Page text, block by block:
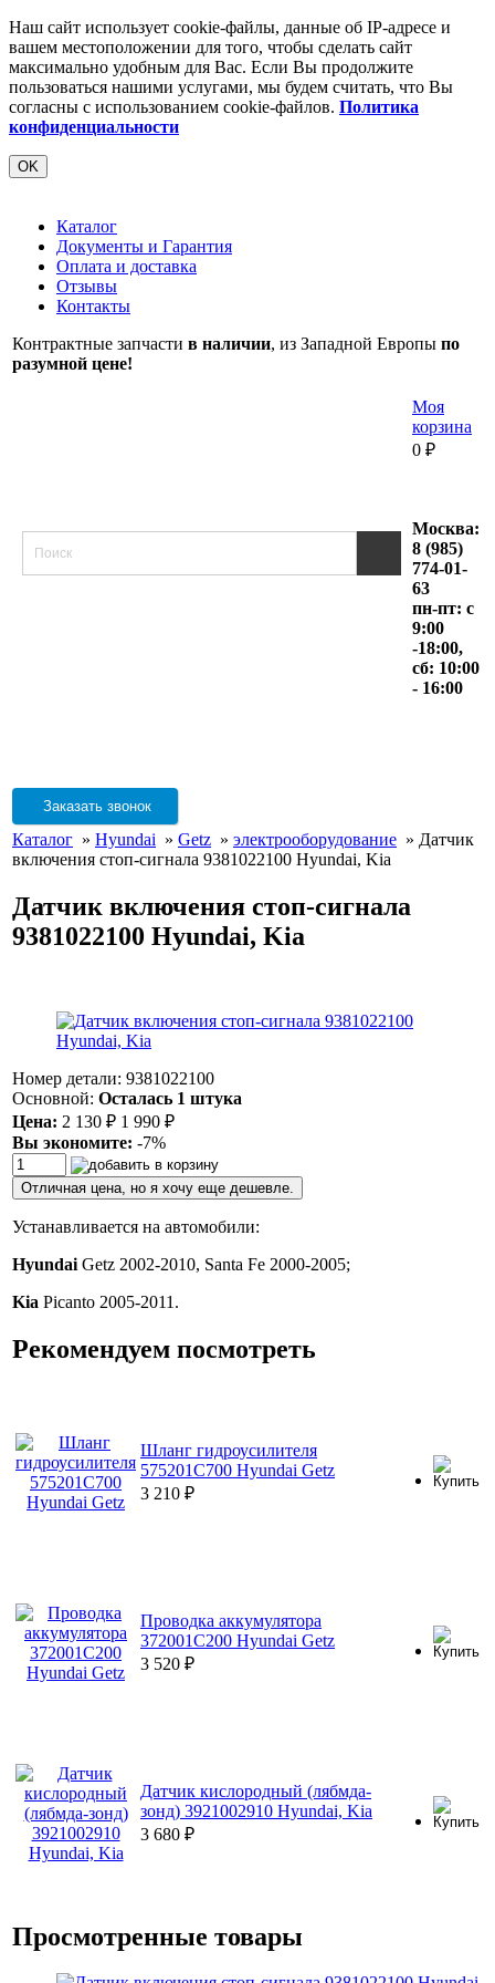
Наш сайт использует cookie-файлы, данные об IP-адресе и
вашем местоположении для того, чтобы сделать сайт
максимально удобным для Вас. Если Вы продолжите
пользоваться нашими услугами, мы будем считать, что Вы
согласны с использованием cookie-файлов. Политика
конфиденциальности
OK
Каталог
Документы и Гарантия
Оплата и доставка
Отзывы
Контакты
Контрактные запчасти в наличии, из Западной Европы по
разумной цене!
Моя
корзина
0 ₽
Москва:
8 (985)
774-01-
63
пн-пт: с
9:00
-18:00,
сб: 10:00
- 16:00
Заказать звонок
Каталог » Hyundai » Getz » электрооборудование » Датчик
включения стоп-сигнала 9381022100 Hyundai, Kia
Датчик включения стоп-сигнала
9381022100 Hyundai, Kia
Номер детали: 9381022100
Основной: Осталась 1 штука
Цена: 2 130 ₽ 1 990 ₽
Вы экономите: -7%
Отличная цена, но я хочу еще дешевле.
Устанавливается на автомобили:
Hyundai Getz 2002-2010, Santa Fe 2000-2005;
Kia Picanto 2005-2011.
Рекомендуем посмотреть
Шланг гидроусилителя
575201C700 Hyundai Getz
3 210 ₽
Проводка аккумулятора
372001С200 Hyundai Getz
3 520 ₽
Датчик кислородный (лябмда-
зонд) 3921002910 Hyundai, Kia
3 680 ₽
Просмотренные товары